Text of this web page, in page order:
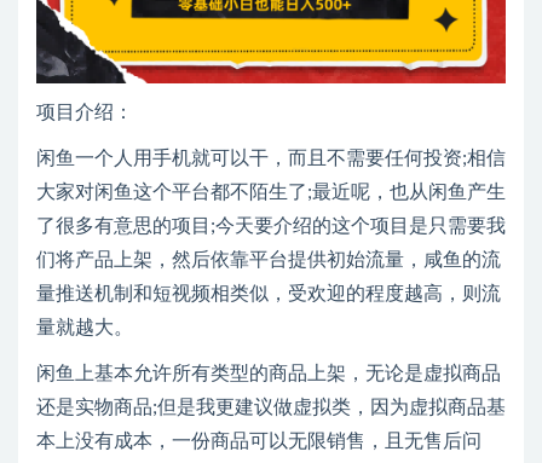
项目介绍：
闲鱼一个人用手机就可以干，而且不需要任何投资;相信
大家对闲鱼这个平台都不陌生了;最近呢，也从闲鱼产生
了很多有意思的项目;今天要介绍的这个项目是只需要我
们将产品上架，然后依靠平台提供初始流量，咸鱼的流
量推送机制和短视频相类似，受欢迎的程度越高，则流
量就越大。
闲鱼上基本允许所有类型的商品上架，无论是虚拟商品
还是实物商品;但是我更建议做虚拟类，因为虚拟商品基
本上没有成本，一份商品可以无限销售，且无售后问